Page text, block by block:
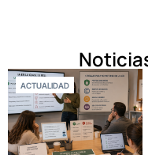
ACTUALIDAD